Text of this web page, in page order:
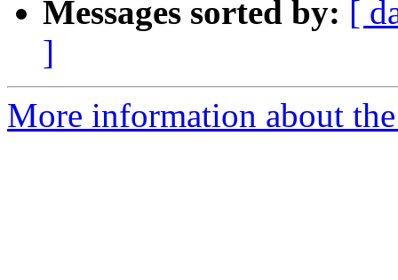
Messages sorted by: [
]
More information about